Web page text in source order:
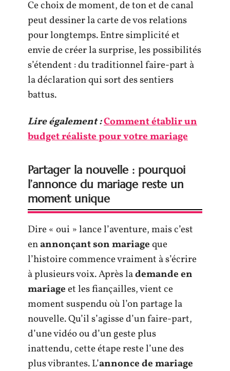
Ce choix de moment, de ton et de canal
peut dessiner la carte de vos relations
pour longtemps. Entre simplicité et
envie de créer la surprise, les possibilités
s’étendent : du traditionnel faire-part à
la déclaration qui sort des sentiers
battus.
Lire également :Comment établir un
budget réaliste pour votre mariage
Partager la nouvelle : pourquoi
l’annonce du mariage reste un
moment unique
Dire « oui » lance l’aventure, mais c’est
enannonçant son mariageque
l’histoire commence vraiment à s’écrire
à plusieurs voix. Après lademande en
mariageet les fiançailles, vient ce
moment suspendu où l’on partage la
nouvelle. Qu’il s’agisse d’un faire-part,
d’une vidéo ou d’un geste plus
inattendu, cette étape reste l’une des
plus vibrantes. L’annonce de mariage